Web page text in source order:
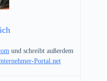
und schreibt außerdem
Portal.net